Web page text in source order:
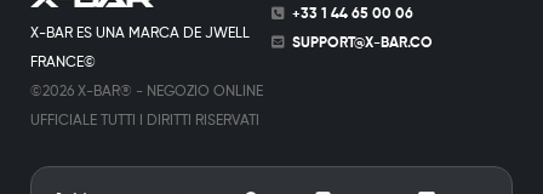
X-BAR ES UNA MARCA DE JWELL
FRANCE©
©2026 X-BAR® - NEGOZIO ONLINE
UFFICIALE TUTTI I DIRITTI RISERVATI
+33 1 44 65 00 06
SUPPORT@X-BAR.CO